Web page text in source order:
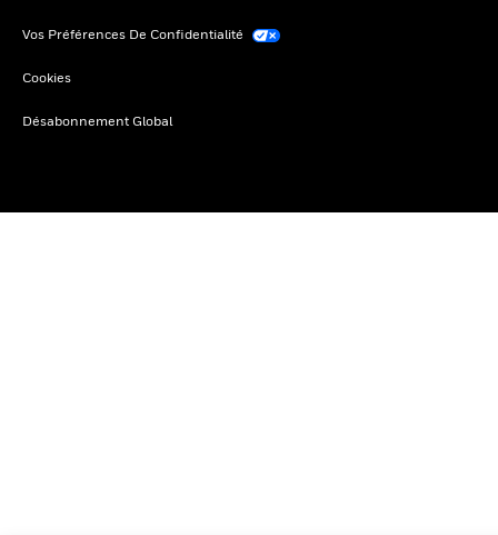
Vos Préférences De Confidentialité
Cookies
Désabonnement Global